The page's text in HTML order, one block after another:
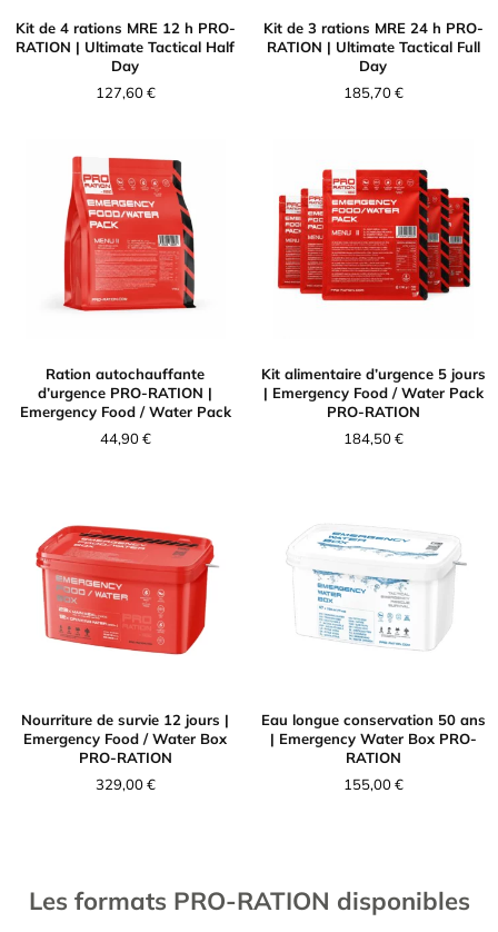
Kit de 4 rations MRE 12 h PRO-
RATION | Ultimate Tactical Half
Day
127,60€
Kit de 3 rations MRE 24 h PRO-
RATION | Ultimate Tactical Full
Day
185,70€
Ration autochauffante
d’urgence PRO-RATION |
Emergency Food / Water Pack
44,90€
Kit alimentaire d’urgence 5 jours
| Emergency Food / Water Pack
PRO-RATION
184,50€
Nourriture de survie 12 jours |
Emergency Food / Water Box
PRO-RATION
329,00€
Eau longue conservation 50 ans
| Emergency Water Box PRO-
RATION
155,00€
Les formats PRO-RATION disponibles